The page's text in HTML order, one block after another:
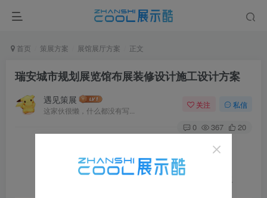
首页 策展方案 展馆展厅方案 正文
瑞安城市规划展览馆布展装修设计施工设计方案
遇见策展
这家伙很懒，什么都没有写...
关注 私信
0 367 20
放大，左右滑动浏览，更多资料在下载区获取